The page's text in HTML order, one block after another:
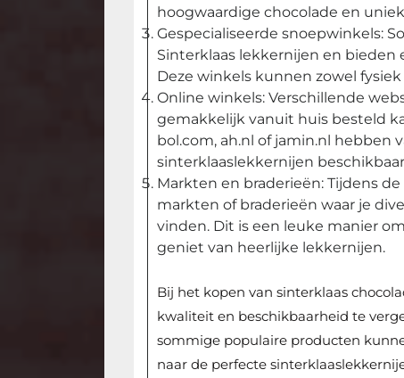
hoogwaardige chocolade en
Gespecialiseerde snoepwinkels:
Sinterklaas lekkernijen en bieden
Deze winkels kunnen zowel
Online winkels: Verschillende
gemakkelijk vanuit huis besteld
bol.com, ah.nl of jamin.nl hebben
sinterklaaslekkernijen
Markten en braderieën: Tijdens
markten of braderieën waar je
vinden. Dit is een leuke manier
geniet van heerlijke lekkernijen.
Bij het kopen van sinterklaas
kwaliteit en beschikbaarheid te
sommige populaire producten
naar de perfecte